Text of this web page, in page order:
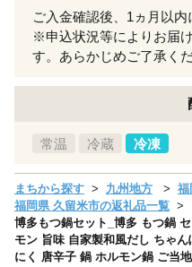
ご入金確認後、1ヵ月以内
※申込状況等によりお届
す。あらかじめご了承くだ
常温 冷蔵 冷凍
まちから探す 九州地方
福
福岡県 久留米市の返礼品一覧
博多もつ鍋セット_博多 もつ鍋
モン 旨味 自家製和風だし ちゃ
にく 唐辛子 鍋 ホルモン鍋 ご当